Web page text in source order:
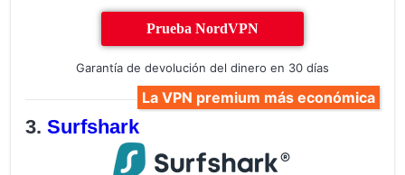
Prueba NordVPN
Garantía de devolución del dinero en 30 días
La VPN premium más económica
Surfshark